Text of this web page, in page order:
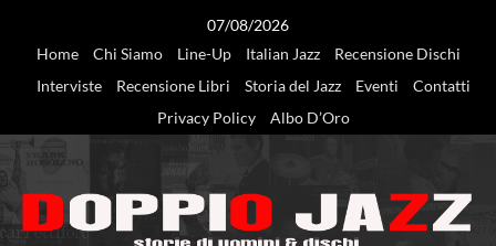
07/08/2026
Home
Chi Siamo Line-Up Italian Jazz
Recensione Dischi
Interviste
Recensione Libri Storia del Jazz Eventi
Contatti
Privacy Policy
Albo D’Oro